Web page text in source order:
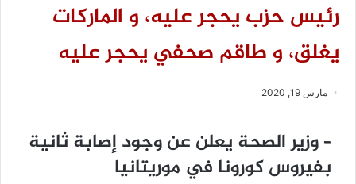
رئيس حزب يحجر عليه، و الماركات
يغلق، و طاقم صحفي يحجر عليه
مارس 19, 2020
– وزير الصحة يعلن عن وجود إصابة ثانية
بفيروس كورونا في موريتانيا